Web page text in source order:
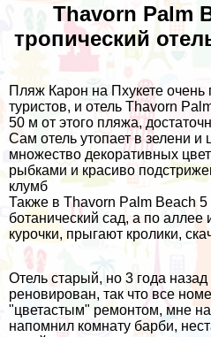
Thavorn Palm
тропический
Пляж Карон на Пхукете очень
туристов, и отель Thavorn
50 м от этого пляжа,
Сам отель утопает в зелени и
множество декоративных
рыбками и красиво
клумб
Также в Thavorn Palm Beach 5
ботанический сад, а по
курочки, прыгают кролики,
Отель старый, но 3 года
реновирован, так что все
"цветастым" ремонтом, мне
напомнил комнату барби,